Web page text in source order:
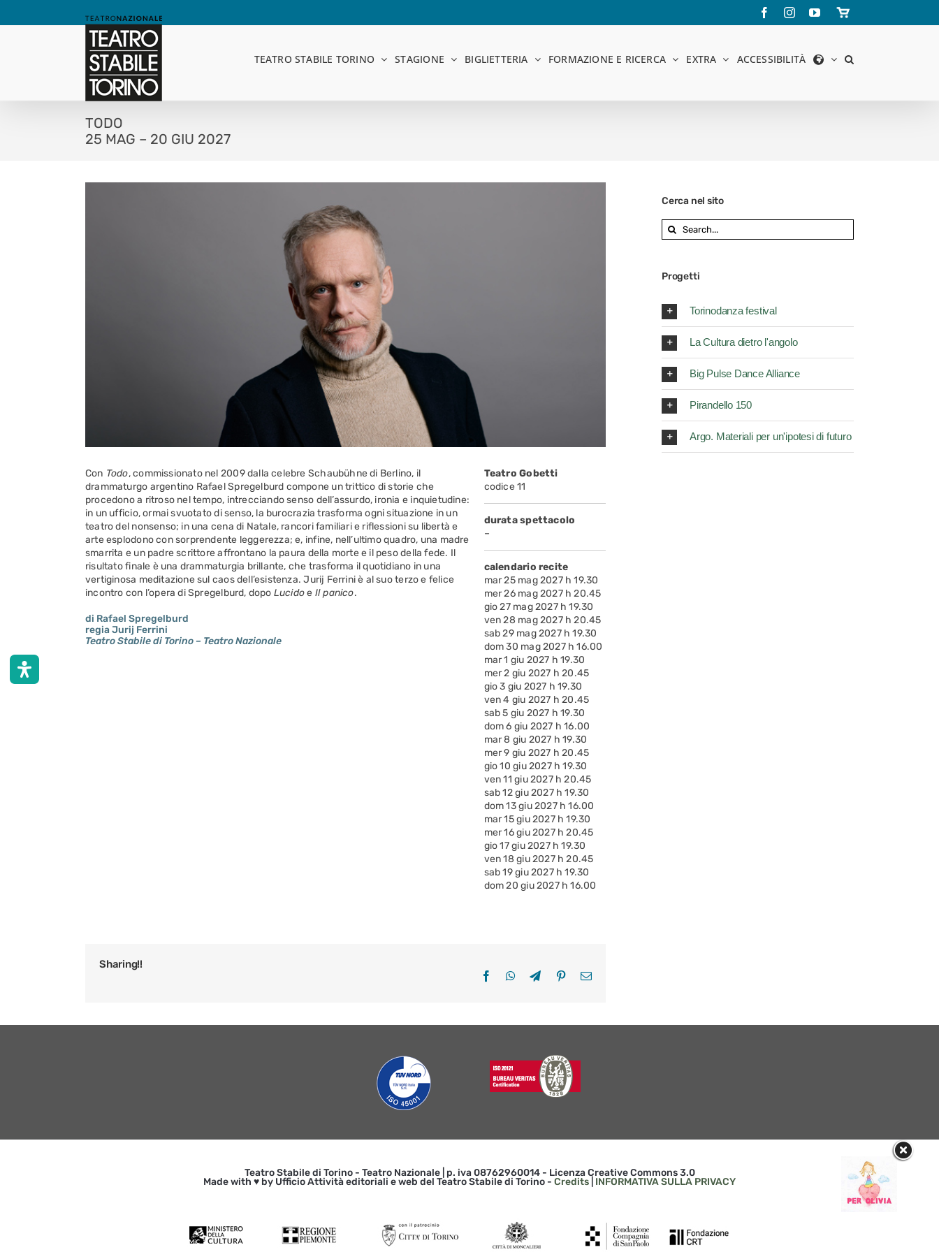
FacebookInstagramYouTube
Store
online
TEATRO STABILE TORINO STAGIONE BIGLIETTERIA FORMAZIONE E RICERCA EXTRA ACCESSIBILITÀ
TODO
25 MAG – 20 GIU 2027
Con Todo, commissionato nel 2009 dalla celebre Schaubühne di Berlino, il
drammaturgo argentino Rafael Spregelburd compone un trittico di storie che
procedono a ritroso nel tempo, intrecciando senso dell’assurdo, ironia e inquietudine:
in un ufficio, ormai svuotato di senso, la burocrazia trasforma ogni situazione in un
teatro del nonsenso; in una cena di Natale, rancori familiari e riflessioni su libertà e
arte esplodono con sorprendente leggerezza; e, infine, nell’ultimo quadro, una madre
smarrita e un padre scrittore affrontano la paura della morte e il peso della fede. Il
risultato finale è una drammaturgia brillante, che trasforma il quotidiano in una
vertiginosa meditazione sul caos dell’esistenza. Jurij Ferrini è al suo terzo e felice
incontro con l’opera di Spregelburd, dopo Lucidoe Il panico.
di Rafael Spregelburd
regia Jurij Ferrini
Teatro Stabile di Torino – Teatro Nazionale
Teatro Gobetti
codice 11
durata spettacolo
–
calendario recite
mar 25 mag 2027 h 19.30
mer 26 mag 2027 h 20.45
gio 27 mag 2027 h 19.30
ven 28 mag 2027 h 20.45
sab 29 mag 2027 h 19.30
dom 30 mag 2027 h 16.00
mar 1 giu 2027 h 19.30
mer 2 giu 2027 h 20.45
gio 3 giu 2027 h 19.30
ven 4 giu 2027 h 20.45
sab 5 giu 2027 h 19.30
dom 6 giu 2027 h 16.00
mar 8 giu 2027 h 19.30
mer 9 giu 2027 h 20.45
gio 10 giu 2027 h 19.30
ven 11 giu 2027 h 20.45
sab 12 giu 2027 h 19.30
dom 13 giu 2027 h 16.00
mar 15 giu 2027 h 19.30
mer 16 giu 2027 h 20.45
gio 17 giu 2027 h 19.30
ven 18 giu 2027 h 20.45
sab 19 giu 2027 h 19.30
dom 20 giu 2027 h 16.00
Sharing!!
FacebookWhatsApp
TelegramPinterestEmail
Cerca nel sito
Search
for:
Progetti
Torinodanza festival
La Cultura dietro l'angolo
Big Pulse Dance Alliance
Pirandello 150
Argo. Materiali per un'ipotesi di futuro
Teatro Stabile di Torino - Teatro Nazionale | p. iva 08762960014 - Licenza Creative Commons 3.0
Made with ♥ by Ufficio Attività editoriali e web del Teatro Stabile di Torino - Credits INFORMATIVA SULLA PRIVACY